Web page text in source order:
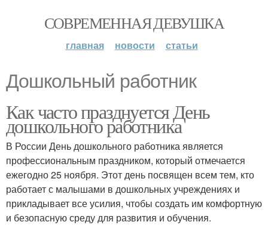
СОВРЕМЕННАЯ ДЕВУШКА
главная новости статьи
Дошкольный работник
Как часто празднуется День
дошкольного работника
В России День дошкольного работника является
профессиональным праздником, который отмечается
ежегодно 25 ноября. Этот день посвящен всем тем, кто
работает с малышами в дошкольных учреждениях и
прикладывает все усилия, чтобы создать им комфортную
и безопасную среду для развития и обучения.